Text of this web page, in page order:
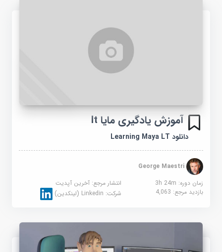
آموزش یادگیری مایا lt
دانلود Learning Maya LT
George Maestri
زمان دوره: 3h 24m
انتشار مرجع:آخرین آپدیت
بازدید مرجع:4,063 شرکت:Linkedin (لینکدین)